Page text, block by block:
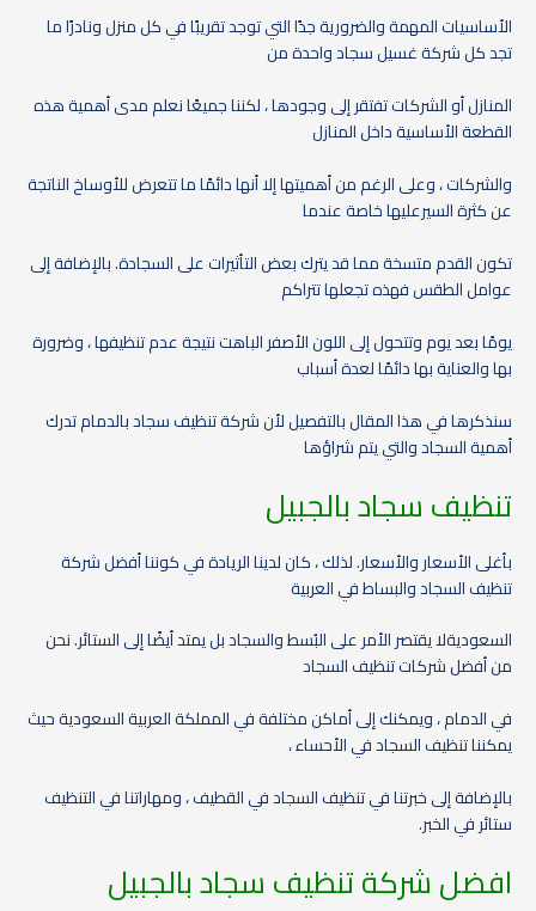
الأساسيات المهمة والضرورية جدًا التي توجد تقريبًا في كل منزل ونادرًا ما
تجد كل شركة غسيل سجاد واحدة من
المنازل أو الشركات تفتقر إلى وجودها ، لكننا جميعًا نعلم مدى أهمية هذه
القطعة الأساسية داخل المنازل
والشركات ، وعلى الرغم من أهميتها إلا أنها دائمًا ما تتعرض للأوساخ الناتجة
عن كثرة السيرعليها خاصة عندما
تكون القدم متسخة مما قد يترك بعض التأثيرات على السجادة. بالإضافة إلى
عوامل الطقس فهذه تجعلها تتراكم
يومًا بعد يوم وتتحول إلى اللون الأصفر الباهت نتيجة عدم تنظيفها ، وضرورة
بها والعناية بها دائمًا لعدة أسباب
سنذكرها في هذا المقال بالتفصيل لأن شركة تنظيف سجاد بالدمام تدرك
أهمية السجاد والتي يتم شراؤها
تنظيف سجاد بالجبيل
بأغلى الأسعار والأسعار. لذلك ، كان لدينا الريادة في كوننا أفضل شركة
تنظيف السجاد والبساط في العربية
السعوديةلا يقتصر الأمر على البُسط والسجاد بل يمتد أيضًا إلى الستائر. نحن
من أفضل شركات تنظيف السجاد
في الدمام ، ويمكنك إلى أماكن مختلفة في المملكة العربية السعودية حيث
يمكننا تنظيف السجاد في الأحساء ،
بالإضافة إلى خبرتنا في تنظيف السجاد في القطيف ، ومهاراتنا في التنظيف
ستائر في الخبر.
افضل شركة تنظيف سجاد بالجبيل